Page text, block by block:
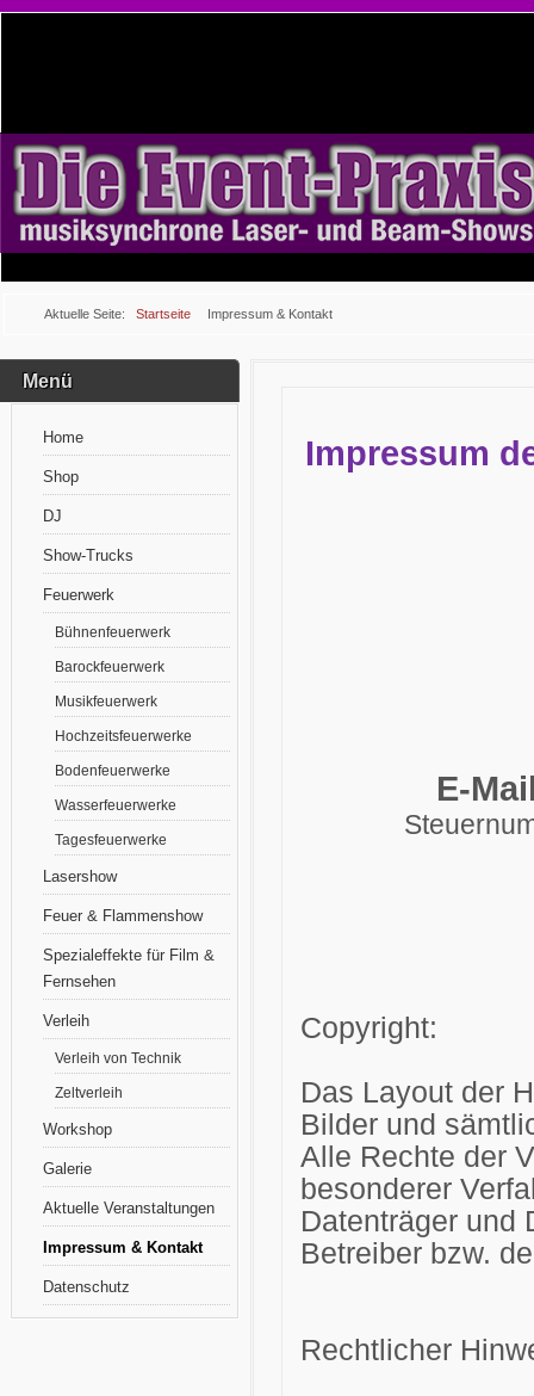
Aktuelle Seite: Startseite Impressum & Kontakt
Menü
Home
Shop
DJ
Show-Trucks
Feuerwerk
Bühnenfeuerwerk
Barockfeuerwerk
Musikfeuerwerk
Hochzeitsfeuerwerke
Bodenfeuerwerke
Wasserfeuerwerke
Tagesfeuerwerke
Lasershow
Feuer & Flammenshow
Spezialeffekte für Film &
Fernsehen
Verleih
Verleih von Technik
Zeltverleih
Workshop
Galerie
Aktuelle Veranstaltungen
Impressum & Kontakt
Datenschutz
Impressum
E-
Copyright:
Das Layout der
Bilder und
Alle Rechte der
besonderer
Datenträger und
Betreiber bzw.
Rechtlicher